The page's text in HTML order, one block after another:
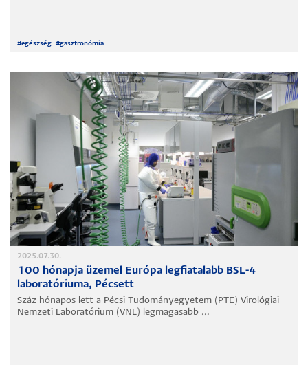
#egészség #gasztronómia
2025.07.30.
100 hónapja üzemel Európa legfiatalabb BSL-4
laboratóriuma, Pécsett
Száz hónapos lett a Pécsi Tudományegyetem (PTE) Virológiai
Nemzeti Laboratórium (VNL) legmagasabb ...